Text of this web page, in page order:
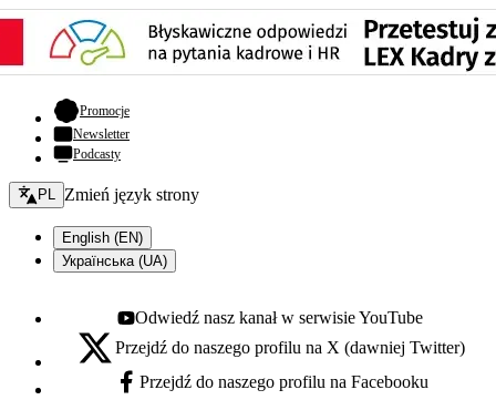
Promocje- otwiera się w nowej karcie
Newsletter
Podcasty
Zmień język - bieżący:
PL Zmień język strony
English (EN)
Українська (UA)
Youtube - otwiera się w nowej karcie
Odwiedź nasz kanał w serwisie YouTube
X - otwiera się w nowej karcie
Przejdź do naszego profilu na X (dawniej Twitter)
Facebook - otwiera się w nowej karcie
Przejdź do naszego profilu na Facebooku